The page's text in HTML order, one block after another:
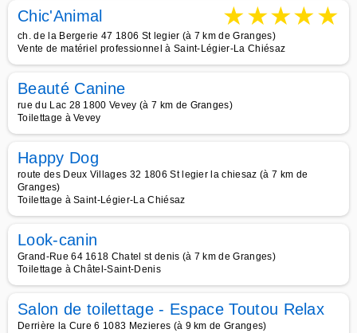
Chic'Animal ★★★★★
ch. de la Bergerie 47 1806 St legier (à 7 km de Granges)
Vente de matériel professionnel à Saint-Légier-La Chiésaz
Beauté Canine
rue du Lac 28 1800 Vevey (à 7 km de Granges)
Toilettage à Vevey
Happy Dog
route des Deux Villages 32 1806 St legier la chiesaz (à 7 km de
Granges)
Toilettage à Saint-Légier-La Chiésaz
Look-canin
Grand-Rue 64 1618 Chatel st denis (à 7 km de Granges)
Toilettage à Châtel-Saint-Denis
Salon de toilettage - Espace Toutou Relax
Derrière la Cure 6 1083 Mezieres (à 9 km de Granges)